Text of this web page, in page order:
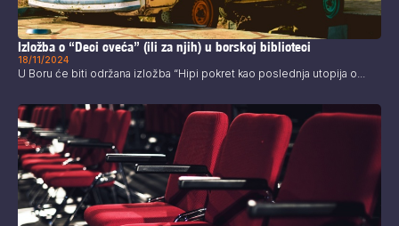
Izložba o “Deci cveća” (ili za njih) u borskoj biblioteci
18/11/2024
U Boru će biti održana izložba “Hipi pokret kao poslednja utopija o...